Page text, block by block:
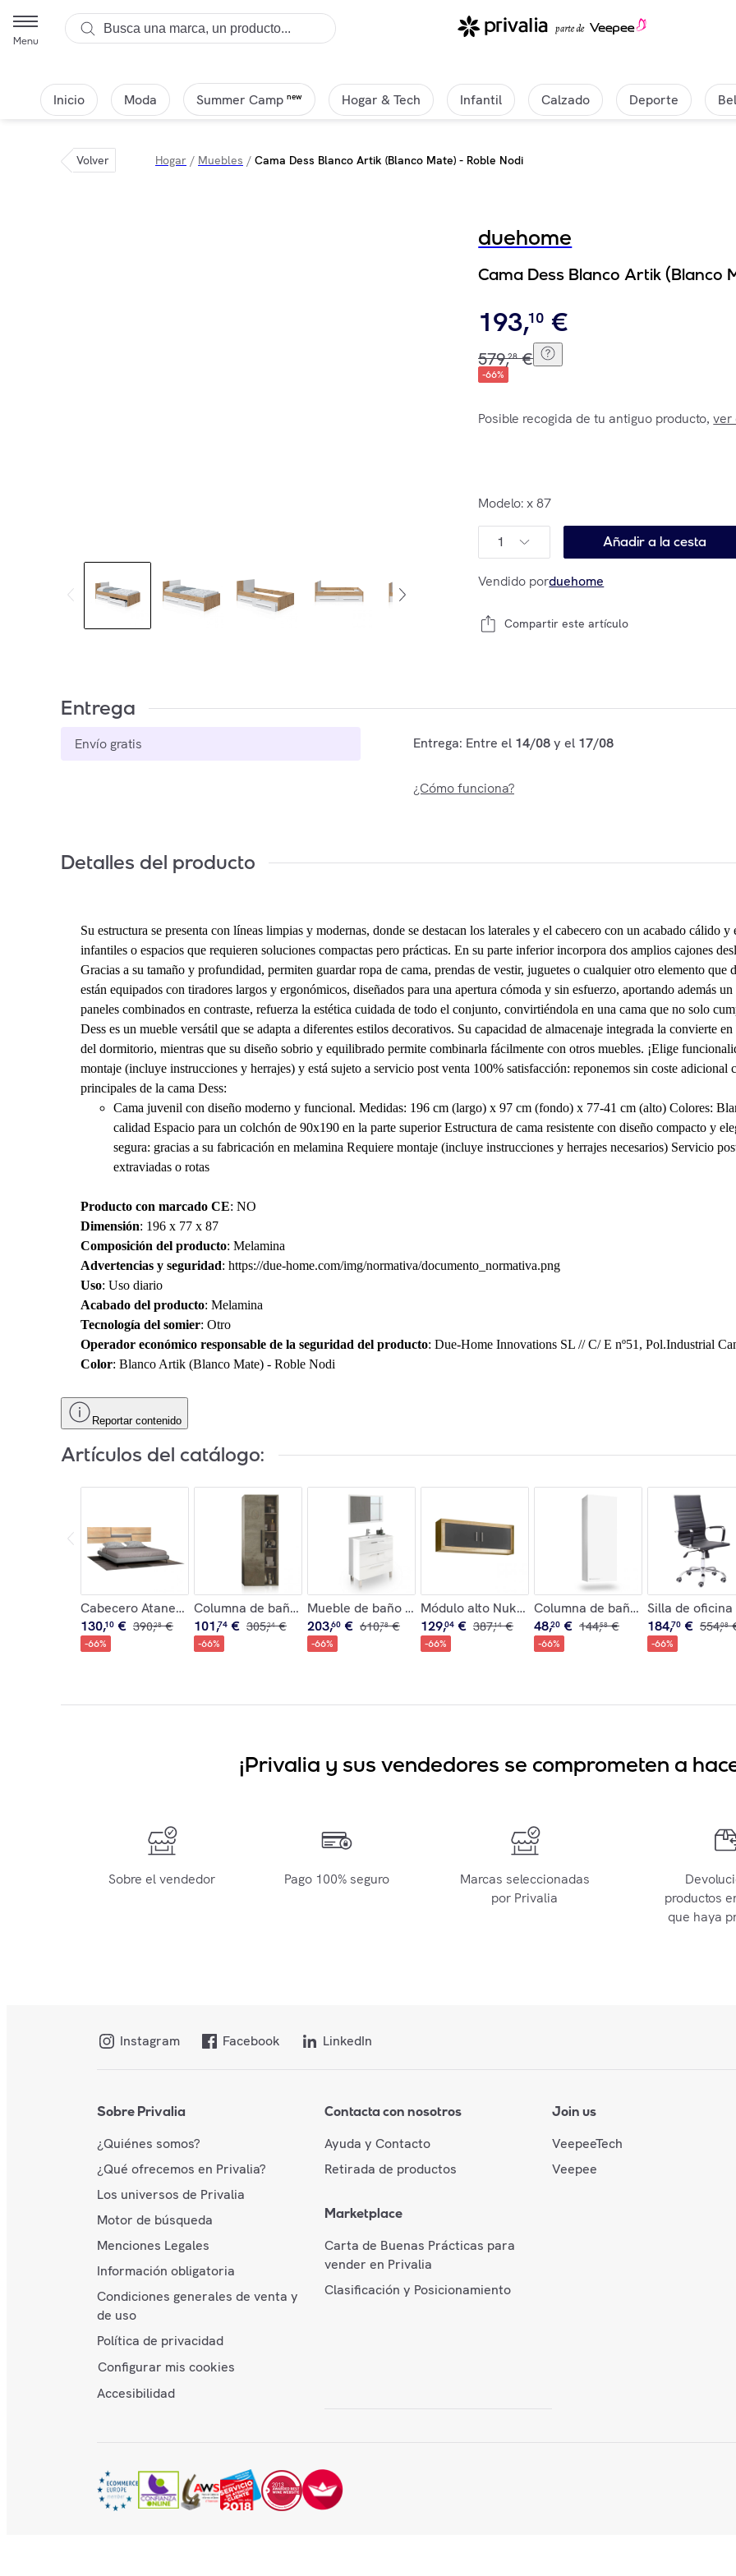
Menu
Inicio Moda Summer Camp new Hogar & Tech Infantil Calzado Deporte
Volver Hogar / Muebles / Cama Dess Blanco Artik (Blanco Mate) - Roble Nodi
duehome
Cama Dess Blanco Artik (Blanco
193,10 €
579,28 €
-66%
Posible recogida de tu antiguo producto,ver
Modelo: x 87
1 Añadir a la cesta
Vendido porduehome
Compartir este artículo
Entrega
Envío gratis Entrega: Entre el 14/08y el 17/08
¿Cómo funciona?
Detalles del producto
Su estructura se presenta con líneas limpias y modernas, donde se destacan los laterales y el cabecero con un acabado cálido
infantiles o espacios que requieren soluciones compactas pero prácticas. En su parte inferior incorpora dos amplios cajones
Gracias a su tamaño y profundidad, permiten guardar ropa de cama, prendas de vestir, juguetes o cualquier otro elemento que
están equipados con tiradores largos y ergonómicos, diseñados para una apertura cómoda y sin esfuerzo, aportando además
paneles combinados en contraste, refuerza la estética cuidada de todo el conjunto, convirtiéndola en una cama que no solo
Dess es un mueble versátil que se adapta a diferentes estilos decorativos. Su capacidad de almacenaje integrada la convierte
del dormitorio, mientras que su diseño sobrio y equilibrado permite combinarla fácilmente con otros muebles. ¡Elige
montaje (incluye instrucciones y herrajes) y está sujeto a servicio post venta 100% satisfacción: reponemos sin coste adicional
principales de la cama Dess:
Cama juvenil con diseño moderno y funcional. Medidas: 196 cm (largo) x 97 cm (fondo) x 77-41 cm (alto) Colores:
calidad Espacio para un colchón de 90x190 en la parte superior Estructura de cama resistente con diseño compacto y
segura: gracias a su fabricación en melamina Requiere montaje (incluye instrucciones y herrajes necesarios) Servicio
extraviadas o rotas
Producto con marcado CE: NO
Dimensión: 196 x 77 x 87
Composición del producto: Melamina
Advertencias y seguridad: https://due-home.com/img/normativa/documento_normativa.png
Uso: Uso diario
Acabado del producto: Melamina
Tecnología del somier: Otro
Operador económico responsable de la seguridad del producto: Due-Home Innovations SL // C/ E nº51, Pol.Industrial
Color: Blanco Artik (Blanco Mate) - Roble Nodi
Reportar contenido
Artículos del catálogo:
Cabecero Ataneq Pure Leds Cambria - Grafito
130,10 € 390,28 €
-66%
Columna de baño con estantería integrada en roble alaska 135x51 cm Sense Roble Alaska
101,74 € 305,24 €
-66%
Mueble de baño de 3 cajones en blanco brillo con espejo 80 cm Feel
203,60 € 610,78 €
-66%
Módulo alto Nuka 2 puertas Cambria - Grafito
129,04 € 387,14 €
-66%
Columna de baño Inspire 1
48,20 € 144,58 €
-66%
Silla de
184,70 € 554,08
-66%
¡Privalia y sus vendedores se comprometen a
Sobre el vendedor Pago 100% seguro
Marcas seleccionadas
por Privalia
productos
que haya
Instagram Facebook LinkedIn
Sobre Privalia
¿Quiénes somos?
¿Qué ofrecemos en Privalia?
Los universos de Privalia
Motor de búsqueda
Menciones Legales
Información obligatoria
Condiciones generales de venta y
de uso
Política de privacidad
Configurar mis cookies
Accesibilidad
Contacta con nosotros
Ayuda y Contacto
Retirada de productos
Marketplace
Carta de Buenas Prácticas para
vender en Privalia
Clasificación y Posicionamiento
Join us
VeepeeTech
Veepee